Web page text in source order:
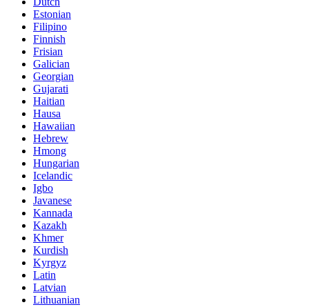
Estonian
Filipino
Finnish
Frisian
Galician
Georgian
Gujarati
Haitian
Hausa
Hawaiian
Hebrew
Hmong
Hungarian
Icelandic
Igbo
Javanese
Kannada
Kazakh
Khmer
Kurdish
Kyrgyz
Latin
Latvian
Lithuanian